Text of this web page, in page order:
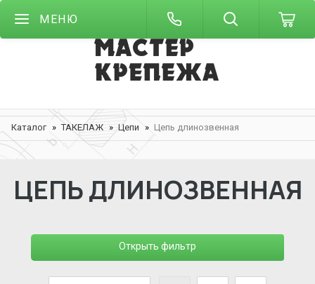
МЕНЮ
Каталог ТАКЕЛАЖ Цепи Цепь длинозвенная
ЦЕПЬ ДЛИНОЗВЕННАЯ
Открыть фильтр